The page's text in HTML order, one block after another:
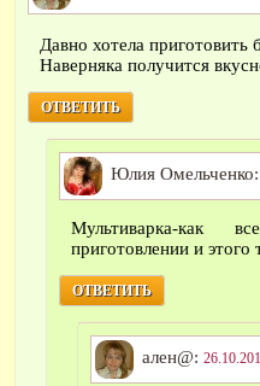
Давно хотела
Наверняка получится
ОТВЕТИТЬ
Юлия
Мультиварка-как
приготовлении и этого
ОТВЕТИТЬ
ален@: